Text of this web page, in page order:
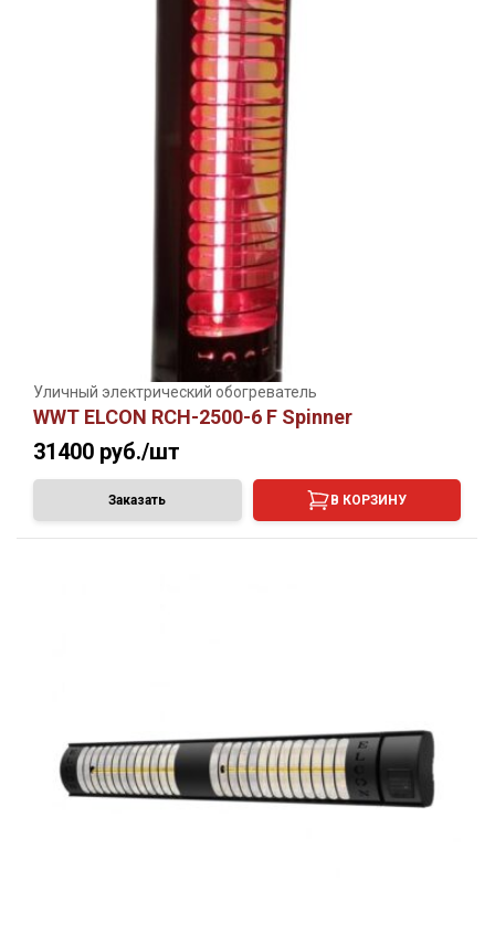
Уличный электрический обогреватель
WWT ELCON RCH-2500-6 F Spinner
31400 руб./шт
Заказать В КОРЗИНУ